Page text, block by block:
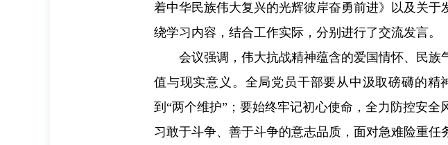
着中华民族伟大复兴的光辉彼岸奋勇前进》以及关
绕学习内容，结合工作实际，分别进行了交流发言。
会议强调，伟大抗战精神蕴含的爱国情怀、民
值与现实意义。全局党员干部要从中汲取磅礴的
到“两个维护”；要始终牢记初心使命，全力防控安
习敢于斗争、善于斗争的意志品质，面对急难险重任